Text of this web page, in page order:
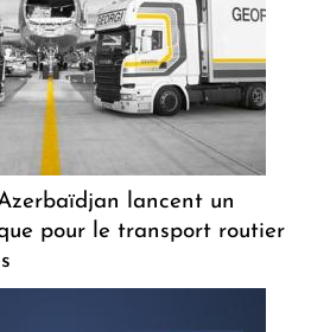
lancent un
pour le transport routier